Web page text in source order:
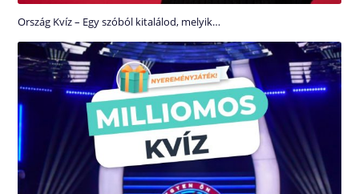
Ország Kvíz – Egy szóból kitalálod, melyik…